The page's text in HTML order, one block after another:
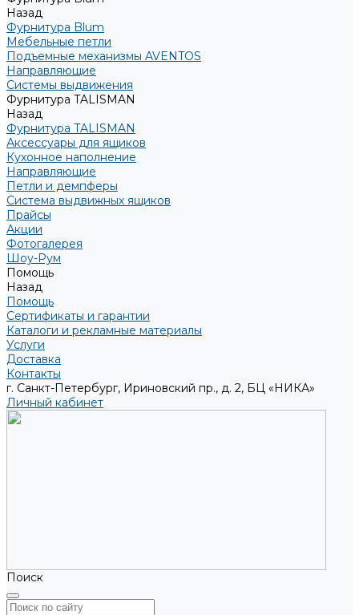
Назад
Фурнитура Blum
Мебельные петли
Подъемные механизмы AVENTOS
Направляющие
Системы выдвижения
Фурнитура TALISMAN
Назад
Фурнитура TALISMAN
Аксессуары для ящиков
Кухонное наполнение
Направляющие
Петли и демпферы
Система выдвижных ящиков
Прайсы
Акции
Фотогалерея
Шоу-Рум
Помощь
Назад
Помощь
Сертификаты и гарантии
Каталоги и рекламные материалы
Услуги
Доставка
Контакты
г. Санкт-Петербург, Ириновский пр., д. 2, БЦ «НИКА»
Личный кабинет
Поиск